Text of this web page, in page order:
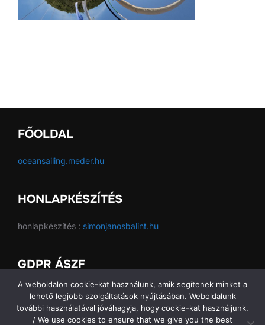
FŐOLDAL
oceansailing.meder.hu
HONLAPKÉSZÍTÉS
honlapkészítés : simonjanosbalint.hu
GDPR ÁSZF
GDPR ÁSZF
A weboldalon cookie-kat használunk, amik segítenek minket a
lehető legjobb szolgáltatások nyújtásában. Weboldalunk
további használatával jóváhagyja, hogy cookie-kat használjunk.
/ We use cookies to ensure that we give you the best